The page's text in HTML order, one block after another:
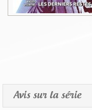
Avis sur la série